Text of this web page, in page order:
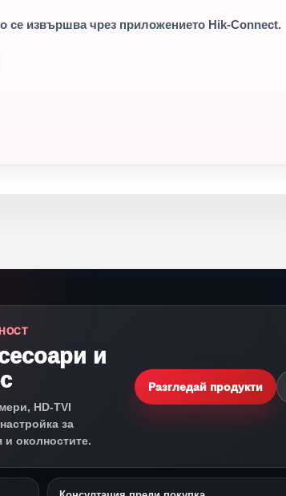
се извършва чрез приложението Hik-Connect.
и
HD-TVI
за
околностите.
Разгледай продукти